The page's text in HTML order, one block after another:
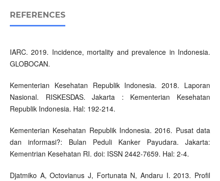
REFERENCES
IARC. 2019. Incidence, mortality and prevalence in Indonesia.
GLOBOCAN.
Kementerian Kesehatan Republik Indonesia. 2018. Laporan
Nasional. RISKESDAS. Jakarta : Kementerian Kesehatan
Republik Indonesia. Hal: 192-214.
Kementerian Kesehatan Republik Indonesia. 2016. Pusat data
dan informasi?: Bulan Peduli Kanker Payudara. Jakarta:
Kementrian Kesehatan RI. doi: ISSN 2442-7659. Hal: 2-4.
Djatmiko A, Octovianus J, Fortunata N, Andaru I. 2013. Profil